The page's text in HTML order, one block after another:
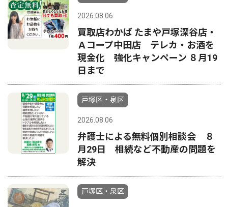
2026.08.06
買取店わかば たまや戸塚深谷店・
Ａコープ中田店 テレカ・お酒を
現金化 強化キャンペーン ８月19
日まで
戸塚区・泉区
2026.08.06
弁護士による無料個別相談会 ８
月29日 相続など不動産の問題を
解決
戸塚区・泉区